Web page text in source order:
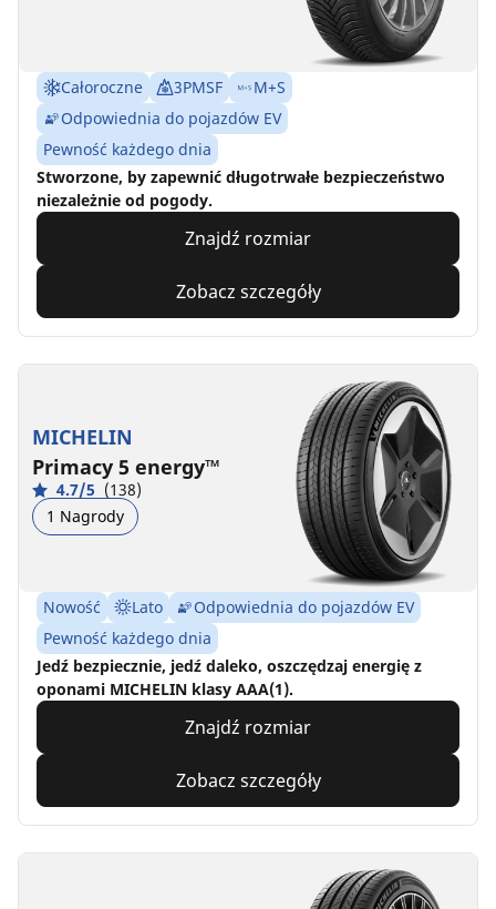
Całoroczne 3PMSF
M+S
Odpowiednia do pojazdów EV
Pewność każdego dnia
Stworzone, by zapewnić długotrwałe bezpieczeństwo
niezależnie od pogody.
Znajdź rozmiar
Zobacz szczegóły
MICHELIN
Primacy 5 energy™
4.7/5 (138)
1 Nagrody
Nowość Lato
Odpowiednia do pojazdów EV
Pewność każdego dnia
Jedź bezpiecznie, jedź daleko, oszczędzaj energię z
oponami MICHELIN klasy AAA(1).
Znajdź rozmiar
Zobacz szczegóły